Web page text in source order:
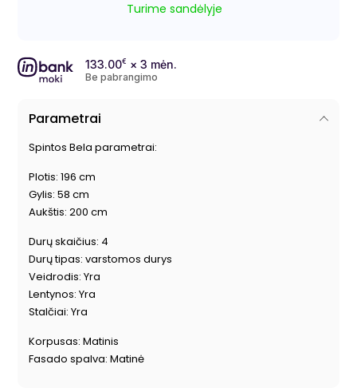
Turime sandėlyje
133.00€ × 3 mėn.
Be pabrangimo
Parametrai
Spintos Bela parametrai:
Plotis: 196 cm
Gylis: 58 cm
Aukštis: 200 cm
Durų skaičius: 4
Durų tipas: varstomos durys
Veidrodis: Yra
Lentynos: Yra
Stalčiai: Yra
Korpusas: Matinis
Fasado spalva: Matinė